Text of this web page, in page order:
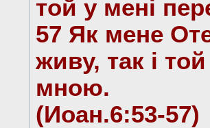
той у мені
57 Як мене
живу, так і
мною.
(Иоан.6:53-57)